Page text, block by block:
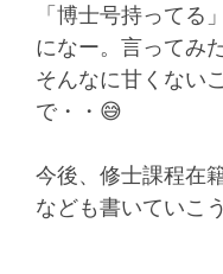
「博士号持ってる
になー。言ってみ
そんなに甘くない
で・・😅
今後、修士課程在
なども書いていこ